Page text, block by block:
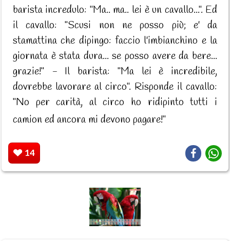
barista incredulo: "Ma.. ma.. lei è un cavallo...". Ed
il cavallo: "Scusi non ne posso più; e' da
stamattina che dipingo: faccio l'imbianchino e la
giornata è stata dura... se posso avere da bere...
grazie!" - Il barista: "Ma lei è incredibile,
dovrebbe lavorare al circo". Risponde il cavallo:
"No per carità, al circo ho ridipinto tutti i
camion ed ancora mi devono pagare!"
14